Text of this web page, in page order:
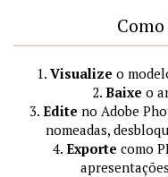
1. Visualize o
2. Baixe o
3. Edite no Adobe
nomeadas,
4. Exporte como